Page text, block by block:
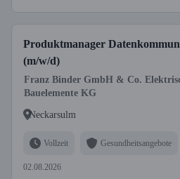
Produktmanager
(m/w/d)
Franz Binder GmbH & Co.
Bauelemente KG
Neckarsulm
Vollzeit Gesundheitsangebote
02.08.2026